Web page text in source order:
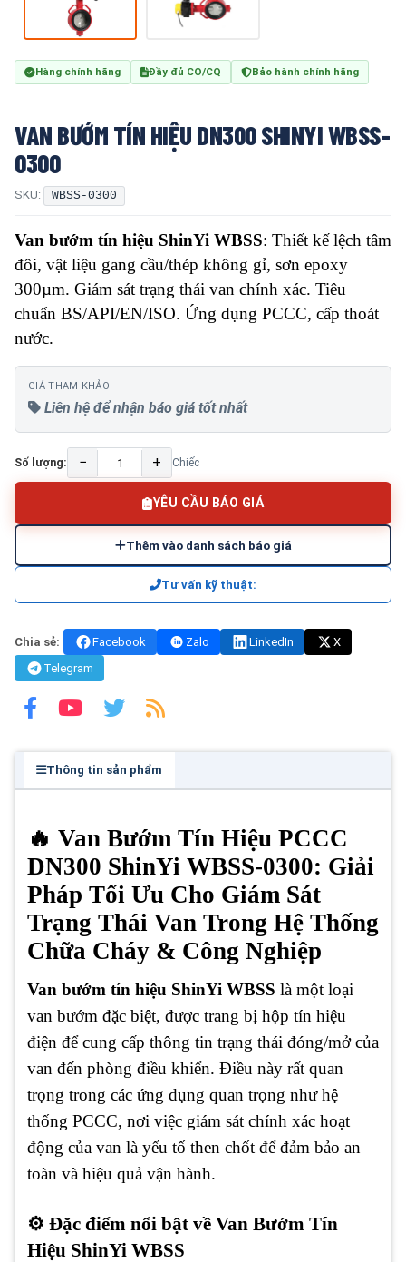
Hàng chính hãng Đầy đủ CO/CQ Bảo hành chính hãng
VAN BƯỚM TÍN HIỆU DN300 SHINYI WBSS-
0300
SKU: WBSS-0300
Van bướm tín hiệu ShinYi WBSS: Thiết kế lệch tâm
đôi, vật liệu gang cầu/thép không gỉ, sơn epoxy
300µm. Giám sát trạng thái van chính xác. Tiêu
chuẩn BS/API/EN/ISO. Ứng dụng PCCC, cấp thoát
nước.
GIÁ THAM KHẢO
Liên hệ để nhận báo giá tốt nhất
Số lượng: − + Chiếc
YÊU CẦU BÁO GIÁ
Thêm vào danh sách báo giá
Tư vấn kỹ thuật:
Chia sẻ: Facebook Zalo LinkedIn
X
Telegram
Thông tin sản phẩm
🔥 Van Bướm Tín Hiệu PCCC
DN300 ShinYi WBSS-0300: Giải
Pháp Tối Ưu Cho Giám Sát
Trạng Thái Van Trong Hệ Thống
Chữa Cháy & Công Nghiệp
Van bướm tín hiệu ShinYi WBSS là một loại
van bướm đặc biệt, được trang bị hộp tín hiệu
điện để cung cấp thông tin trạng thái đóng/mở của
van đến phòng điều khiển. Điều này rất quan
trọng trong các ứng dụng quan trọng như hệ
thống PCCC, nơi việc giám sát chính xác hoạt
động của van là yếu tố then chốt để đảm bảo an
toàn và hiệu quả vận hành.
⚙️ Đặc điểm nổi bật về Van Bướm Tín
Hiệu ShinYi WBSS